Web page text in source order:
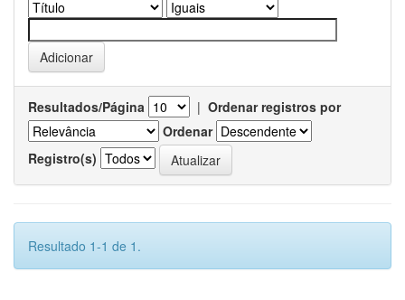
Resultados/Página | Ordenar registros por
Ordenar
Registro(s)
Resultado 1-1 de 1.